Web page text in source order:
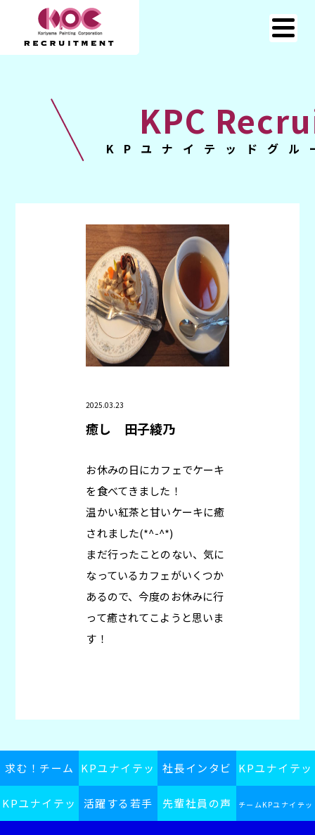
KPC
KPユナイテッドグル
2025.03.23
癒し 田子綾乃
お休みの日にカフェでケーキ
を食べてきました！
温かい紅茶と甘いケーキに癒
されました(*^-^*)
まだ行ったことのない、気に
なっているカフェがいくつか
あるので、今度のお休みに行
って癒されてこようと思いま
す！
求む！チーム
KPユナイテッ
KPユナイテッ
ドグループス
社長インタビ
ュー
KPユナイテッ
ドグループの
KPユナイテッ 活躍する若手 先輩社員の声 チームKPユナイテッ